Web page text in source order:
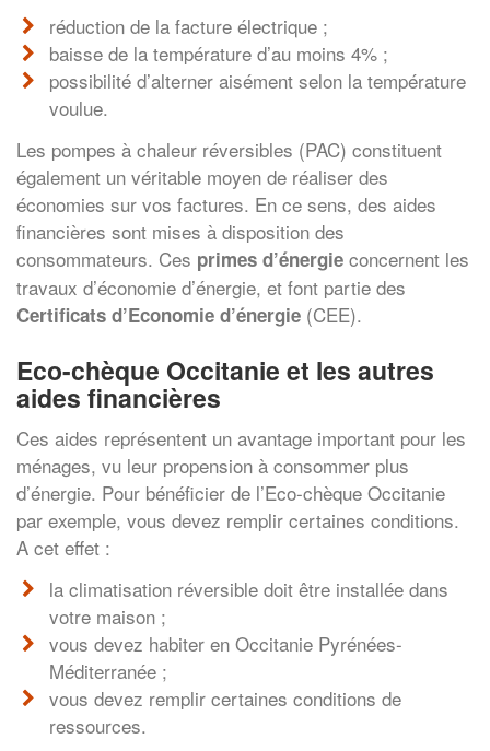
réduction de la facture électrique ;
baisse de la température d’au moins 4% ;
possibilité d’alterner aisément selon la température
voulue.
Les pompes à chaleur réversibles (PAC) constituent
également un véritable moyen de réaliser des
économies sur vos factures. En ce sens, des aides
financières sont mises à disposition des
consommateurs. Ces primes d’énergie concernent les
travaux d’économie d’énergie, et font partie des
Certificats d’Economie d’énergie (CEE).
Eco-chèque Occitanie et les autres
aides financières
Ces aides représentent un avantage important pour les
ménages, vu leur propension à consommer plus
d’énergie. Pour bénéficier de l’Eco-chèque Occitanie
par exemple, vous devez remplir certaines conditions.
A cet effet :
la climatisation réversible doit être installée dans
votre maison ;
vous devez habiter en Occitanie Pyrénées-
Méditerranée ;
vous devez remplir certaines conditions de
ressources.